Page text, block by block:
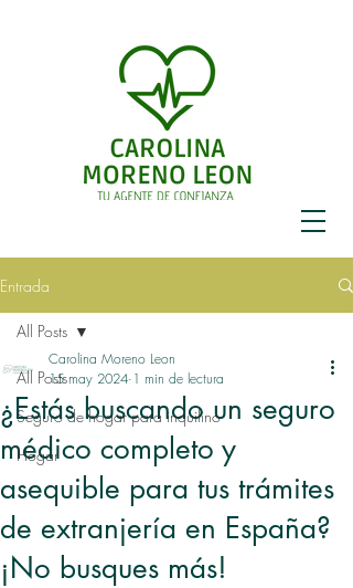
Entrada
All Posts
Seguro de hogar para inquilino
Hogar
All Posts
¿Estás buscando un seguro
médico completo y
asequible para tus trámites
de extranjería en España?
¡No busques más!
Carolina Moreno Leon
15 may 2024 1 min de lectura